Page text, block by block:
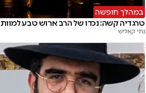
במהלך חופשה
טרגדיה קשה: נכדו של הרב ארוש טבע למוות
נתי קאליש